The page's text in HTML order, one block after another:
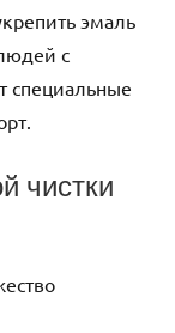
эмаль
с
специальные
чистки